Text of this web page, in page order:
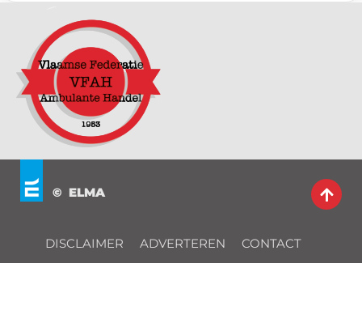
© ELMA
DISCLAIMER ADVERTEREN CONTACT